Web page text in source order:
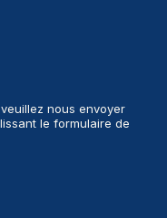
nous envoyer
le formulaire de